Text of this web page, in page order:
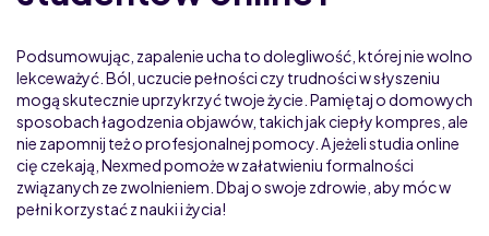
Podsumowując, zapalenie ucha to dolegliwość, której nie wolno
lekceważyć. Ból, uczucie pełności czy trudności w słyszeniu
mogą skutecznie uprzykrzyć twoje życie. Pamiętaj o domowych
sposobach łagodzenia objawów, takich jak ciepły kompres, ale
nie zapomnij też o profesjonalnej pomocy. A jeżeli studia online
cię czekają, Nexmed pomoże w załatwieniu formalności
związanych ze zwolnieniem. Dbaj o swoje zdrowie, aby móc w
pełni korzystać z nauki i życia!